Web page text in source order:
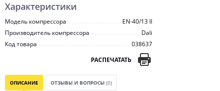
Характеристики
Модель компрессора
EN-40/13 II
Производитель компрессора
Dali
Код товара
038637
РАСПЕЧАТАТЬ
ОПИСАНИЕ ОТЗЫВЫ И ВОПРОСЫ (0)